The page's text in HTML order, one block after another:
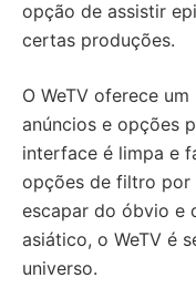
opção de assistir
certas produções.
O WeTV oferece
anúncios e opções
interface é limpa e
opções de filtro por
escapar do óbvio e
asiático, o WeTV é
universo.